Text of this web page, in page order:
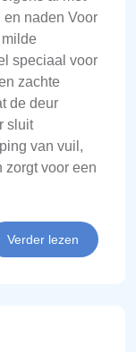
naden Voor
speciaal voor
zachte
de deur
sluit
van vuil,
zorgt voor een
Verder lezen